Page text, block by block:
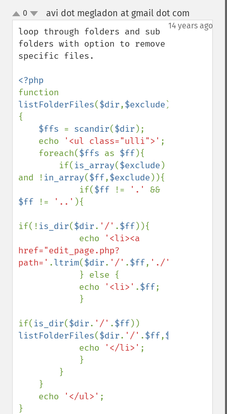
up
down
0 avi dot megladon at gmail dot com
14 years ago
loop through folders and sub
folders with option to remove
specific files.
listFolderFiles($dir,$exclude )
{
$ffs = scandir($dir );
    echo
'<ul class="ulli">' ;
    foreach(
$ffs as $ff){
        if(
is_array($exclude )
and ! in_array($ff,$exclude )){
            if(
$ff != '.'
$ff
!= '..' ){
if(! is_dir($dir. '/' .$ff)){
            echo
'<li><a
href="edit_page.php?
path=' .ltrim($dir. '/' .$ff, './'
            echo
'<li>' .$ff;
if( is_dir($dir. '/' .$ff
listFolderFiles($dir. '/' .$ff,$exclude
            echo
'</li>' ;
    echo
'</ul>' ;
}